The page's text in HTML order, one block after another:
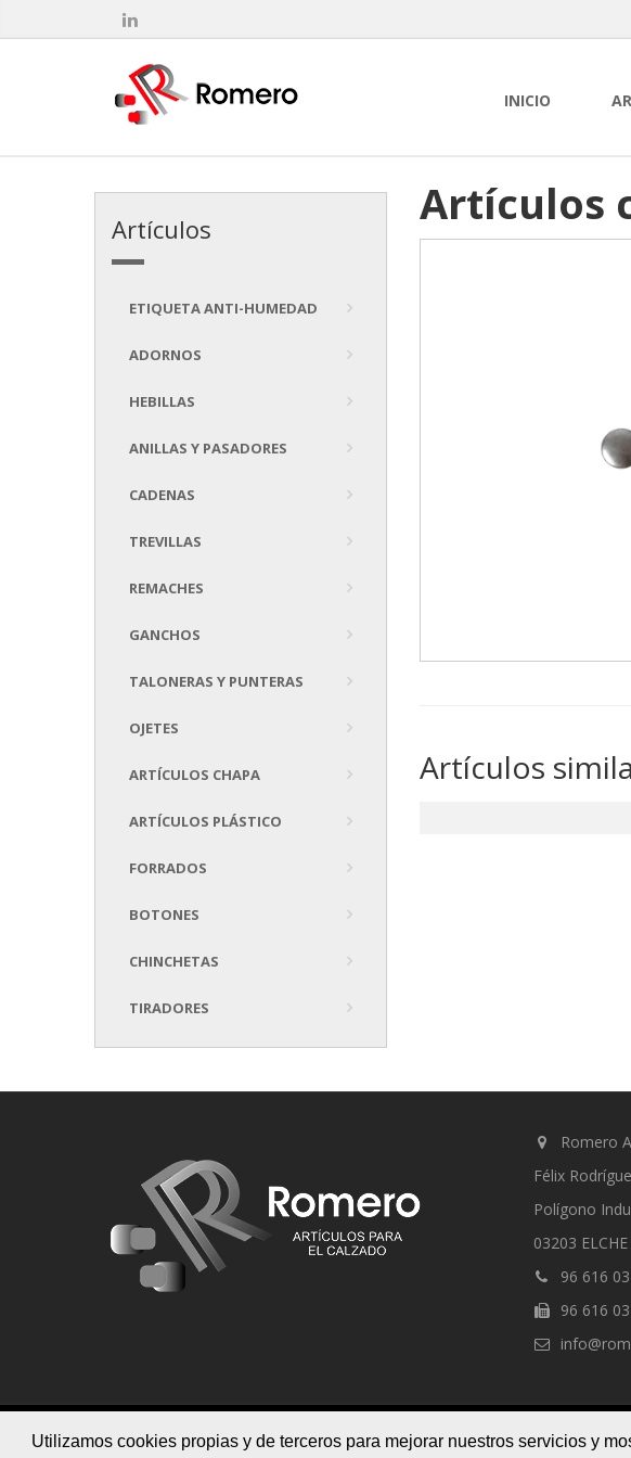
Utilizamos cookies propias y de terceros para mejorar nuestros servicios y
INICIO
Artículos
ETIQUETA ANTI-HUMEDAD
ADORNOS
HEBILLAS
ANILLAS Y PASADORES
CADENAS
TREVILLAS
REMACHES
GANCHOS
TALONERAS Y PUNTERAS
OJETES
ARTÍCULOS CHAPA
ARTÍCULOS PLÁSTICO
FORRADOS
BOTONES
CHINCHETAS
TIRADORES
Artículos
Artículos
Romero
Félix
Polígono
03203
96 616
96 616
Copyright © 2015 Box Infografía 3d. All Rights Reserved